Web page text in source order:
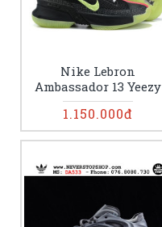
Nike Lebron
Ambassador 13 Yeezy
1.150.000đ